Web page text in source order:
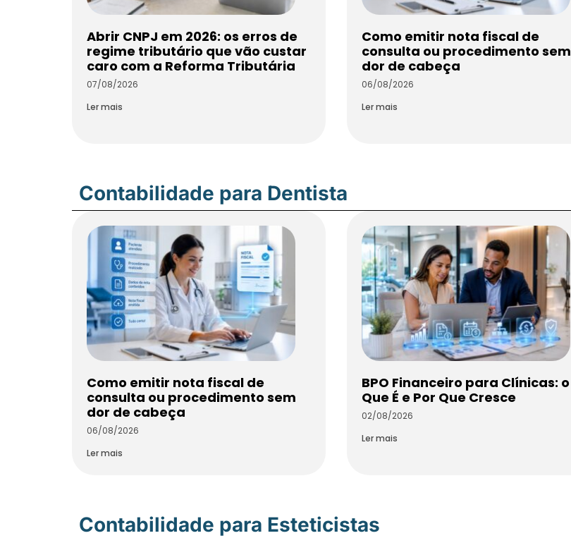
Abrir CNPJ em 2026: os erros de
regime tributário que vão custar
caro com a Reforma Tributária
07/08/2026
Ler mais
Como emitir nota fiscal de
consulta ou procedimento sem
dor de cabeça
06/08/2026
Ler mais
Contabilidade para Dentista
Como emitir nota fiscal de
consulta ou procedimento sem
dor de cabeça
06/08/2026
Ler mais
BPO Financeiro para Clínicas: o
Que É e Por Que Cresce
02/08/2026
Ler mais
Contabilidade para Esteticistas